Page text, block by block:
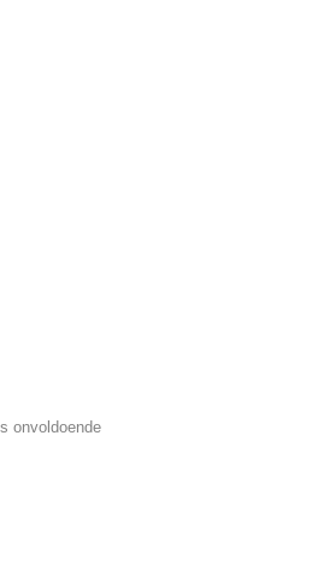
onvoldoende